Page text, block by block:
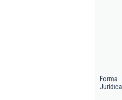
Forma
Jurídica